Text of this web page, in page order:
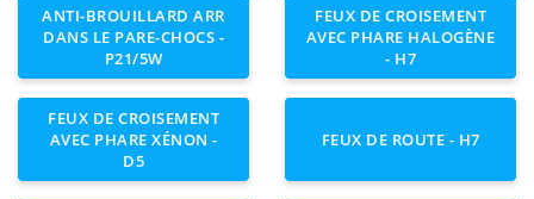
ANTI-BROUILLARD ARR
DANS LE PARE-CHOCS -
P21/5W
FEUX DE CROISEMENT
AVEC PHARE HALOGÈNE
- H7
FEUX DE CROISEMENT
AVEC PHARE XÉNON -
D5
FEUX DE ROUTE - H7